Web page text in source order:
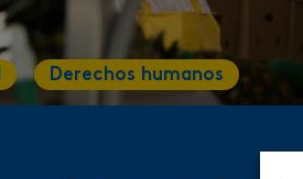
Derechos humanos